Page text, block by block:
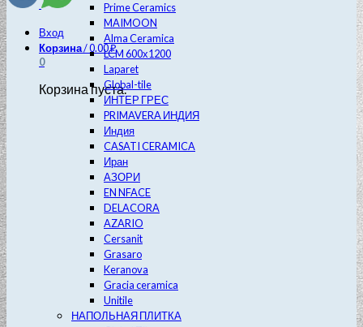
Вход
Корзина/0.00₽
0
Корзина пуста.
Prime Ceramics
MAIMOON
Alma Ceramica
LCM 600х1200
Laparet
Global-tile
ИНТЕР ГРЕС
PRIMAVERA ИНДИЯ
Индия
CASATI CERAMICA
Иран
АЗОРИ
EN NFACE
DELACORA
AZARIO
Cersanit
Grasaro
Keranova
Gracia ceramica
Unitile
НАПОЛЬНАЯ ПЛИТКА